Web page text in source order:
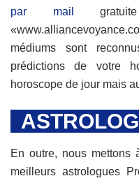
par mail
médiums sont
prédictions de votre
horoscope de jour mais
En outre, nous mettons
meilleurs astrologues